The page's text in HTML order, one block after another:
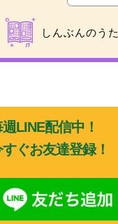
しんぶんのうた
LINE配信中！
ぐお友達登録！